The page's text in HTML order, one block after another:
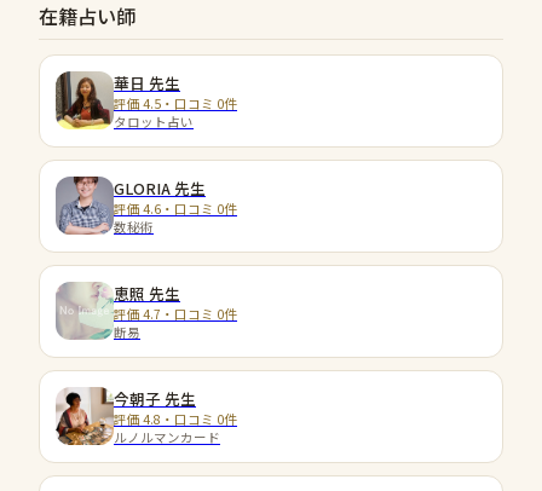
在籍占い師
華日 先生
評価 4.5・口コミ 0件
タロット占い
GLORIA 先生
評価 4.6・口コミ 0件
数秘術
恵照 先生
評価 4.7・口コミ 0件
断易
今朝子 先生
評価 4.8・口コミ 0件
ルノルマンカード